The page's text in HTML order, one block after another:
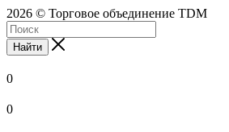
2026 © Торговое объединение TDM
Найти
0
0